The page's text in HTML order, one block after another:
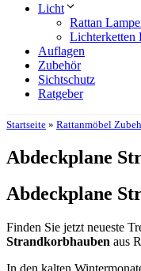
Licht
Rattan
Lichterketten
Auflagen
Zubehör
Sichtschutz
Ratgeber
Startseite » Rattanmöbel
Abdeckplane
Abdeckplane
Finden Sie jetzt neueste
Strandkorbhauben aus